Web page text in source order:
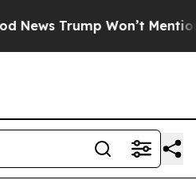
Trump Won’t Mention: